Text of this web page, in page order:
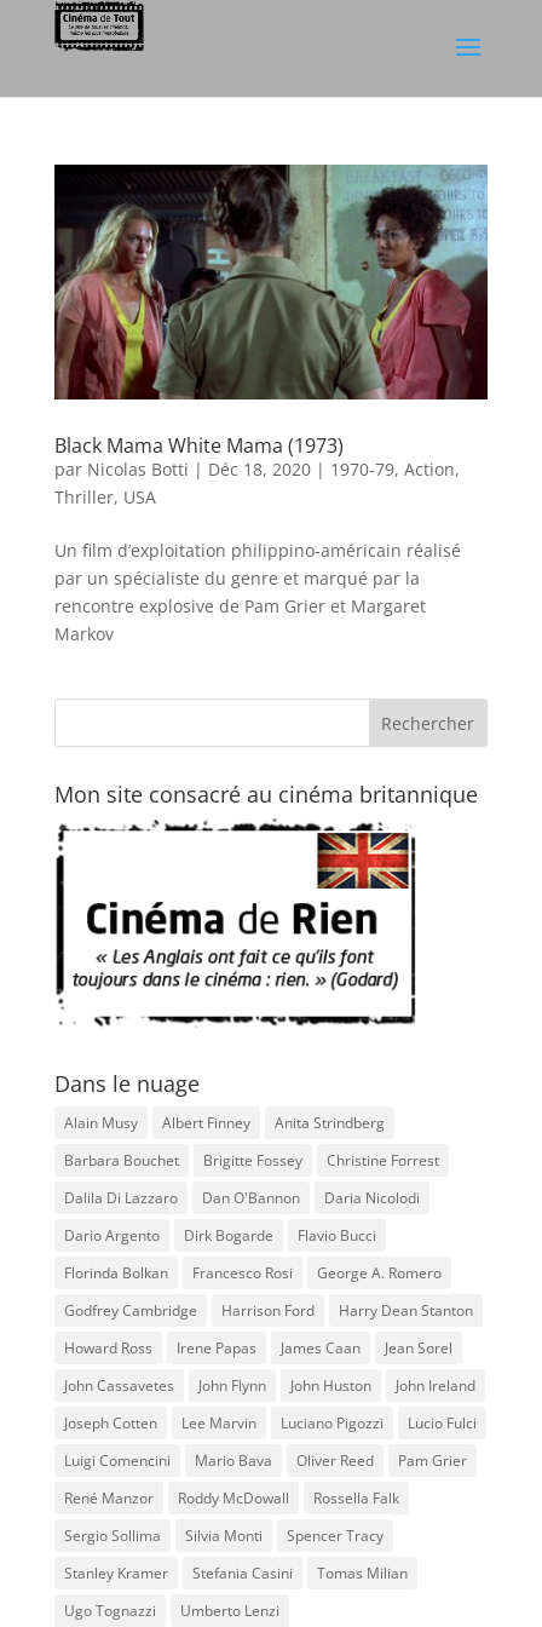
Black Mama White Mama (1973)
par Nicolas Botti | Déc 18, 2020| 1970-79, Action,
Thriller, USA
Un film d’exploitation philippino-américain réalisé
par un spécialiste du genre et marqué par la
rencontre explosive de Pam Grier et Margaret
Markov
Mon site consacré au cinéma britannique
Dans le nuage
Alain Musy Albert Finney
Anita Strindberg
Barbara Bouchet
Brigitte Fossey
Christine Forrest
Dalila Di Lazzaro
Dan O'Bannon
Daria Nicolodi
Dario Argento
Dirk Bogarde
Flavio Bucci
Florinda Bolkan
Francesco Rosi
George A. Romero
Godfrey Cambridge
Harrison Ford
Harry Dean Stanton
Howard Ross
Irene Papas James Caan
Jean Sorel
John Cassavetes
John Flynn John Huston
John Ireland
Joseph Cotten
Lee Marvin Luciano Pigozzi
Lucio Fulci
Luigi Comencini
Mario Bava Oliver Reed
Pam Grier
René Manzor
Roddy McDowall
Rossella Falk
Sergio Sollima
Silvia Monti
Spencer Tracy
Stanley Kramer
Stefania Casini
Tomas Milian
Ugo Tognazzi
Umberto Lenzi